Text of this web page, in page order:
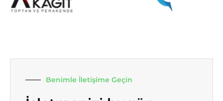
Benimle İletişime Geçin